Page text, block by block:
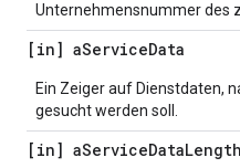
Unternehmensnummer des
[in] aServiceData
Ein Zeiger auf Dienstdaten,
gesucht werden soll.
[in] aServiceDataLength